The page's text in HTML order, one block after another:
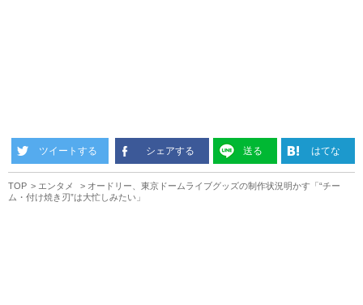
ツイートする シェアする 送る はてな
TOP エンタメ
オードリー、東京ドームライブグッズの制作状況明かす「“チー
ム・付け焼き刃”は大忙しみたい」